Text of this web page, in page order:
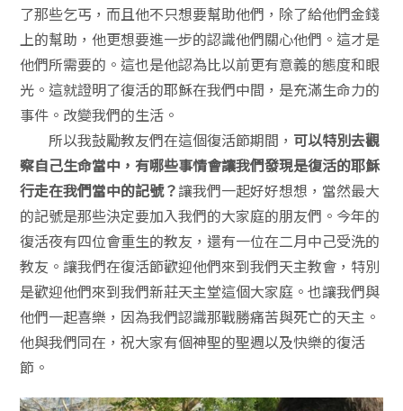
了那些乞丐，而且他不只想要幫助他們，除了給他們金錢
上的幫助，他更想要進一步的認識他們關心他們。這才是
他們所需要的。這也是他認為比以前更有意義的態度和眼
光。這就證明了復活的耶穌在我們中間，是充滿生命力的
事件。改變我們的生活。
所以我鼔勵教友們在這個復活節期間， 可以特別去觀
察自己生命當中，有哪些事情會讓我們發現是復活的耶穌
行走在我們當中的記號？讓我們一起好好想想，當然最大
的記號是那些決定要加入我們的大家庭的朋友們。今年的
復活夜有四位會重生的教友，還有一位在二月中己受洗的
教友。讓我們在復活節歡迎他們來到我們天主教會，特別
是歡迎他們來到我們新莊天主堂這個大家庭。也讓我們與
他們一起喜樂，因為我們認識那戰勝痛苦與死亡的天主。
他與我們同在，祝大家有個神聖的聖週以及快樂的復活
節。